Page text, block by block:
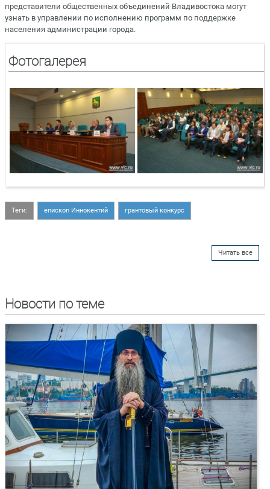
представители общественных объединений Владивостока могут
узнать в управлении по исполнению программ по поддержке
населения администрации города.
Фотогалерея
Теги: епископ Иннокентий грантовый конкурс
Читать все
Новости по теме